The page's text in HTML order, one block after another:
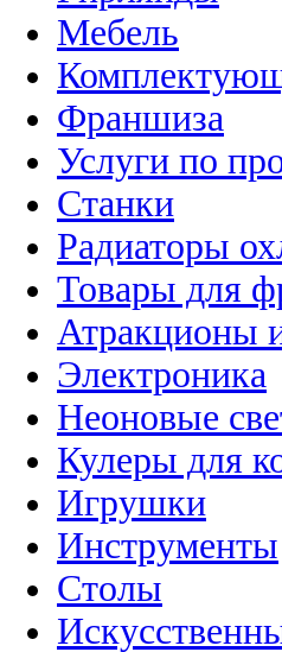
Мебель
Франшиза
Услуги по
Станки
Радиаторы
Товары для
Атракционы
Электроника
Неоновые
Кулеры для
Игрушки
Инструменты
Столы